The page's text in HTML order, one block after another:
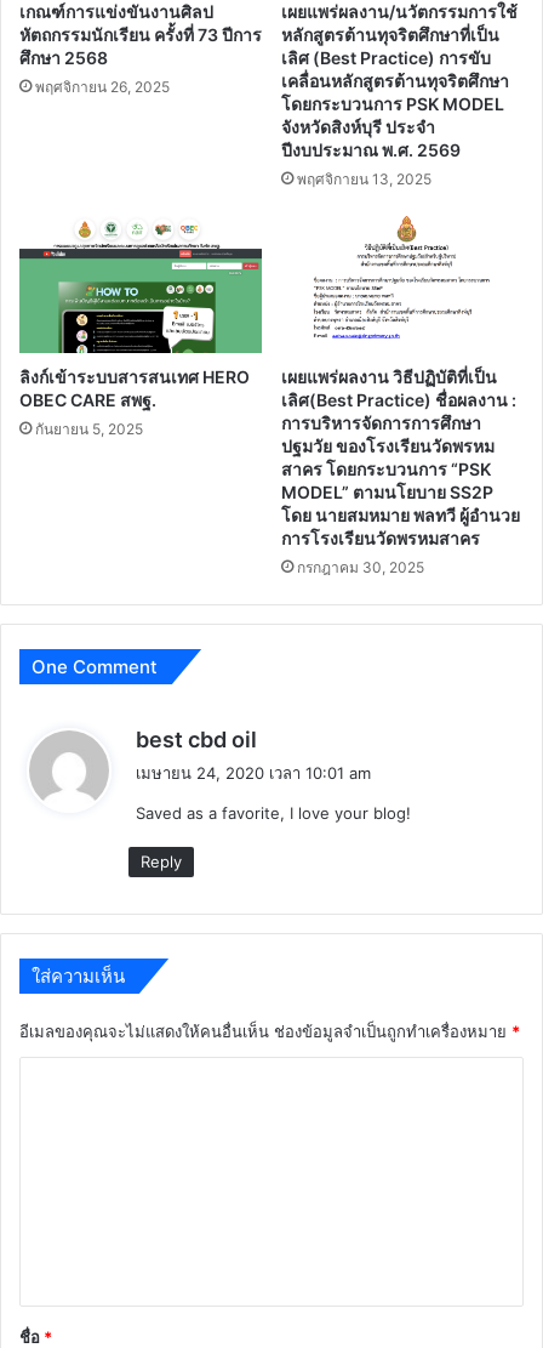
เกณฑ์การแข่งขันงานศิลป
หัตถกรรมนักเรียน ครั้งที่ 73 ปีการ
ศึกษา 2568
พฤศจิกายน 26, 2025
เผยแพร่ผลงาน/นวัตกรรมการใช้
หลักสูตรต้านทุจริตศึกษาที่เป็น
เลิศ (Best Practice) การขับ
เคลื่อนหลักสูตรต้านทุจริตศึกษา
โดยกระบวนการ PSK MODEL
จังหวัดสิงห์บุรี ประจํา
ปีงบประมาณ พ.ศ. 2569
พฤศจิกายน 13, 2025
ลิงก์เข้าระบบสารสนเทศ HERO
OBEC CARE สพฐ.
กันยายน 5, 2025
เผยแพร่ผลงาน วิธีปฏิบัติที่เป็น
เลิศ(Best Practice) ชื่อผลงาน :
การบริหารจัดการการศึกษา
ปฐมวัย ของโรงเรียนวัดพรหม
สาคร โดยกระบวนการ “PSK
MODEL” ตามนโยบาย SS2P
โดย นายสมหมาย พลทวี ผู้อำนวย
การโรงเรียนวัดพรหมสาคร
กรกฎาคม 30, 2025
One Comment
best cbd oil
า
เมษายน 24, 2020 เวลา 10:01 am
Saved as a favorite, I love your blog!
Reply
ใส่ความเห็น
อีเมลของคุณจะไม่แสดงให้คนอื่นเห็น ช่องข้อมูลจำเป็นถูกทำเครื่องหมาย *
*
ชื่อ *